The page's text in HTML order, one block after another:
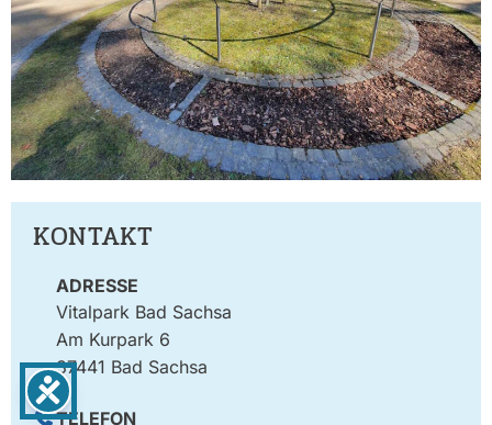
KONTAKT
ADRESSE
Vitalpark Bad Sachsa
Am Kurpark 6
37441 Bad Sachsa
TELEFON